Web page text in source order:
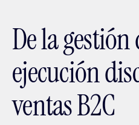
De la
ejecución
ventas B2C